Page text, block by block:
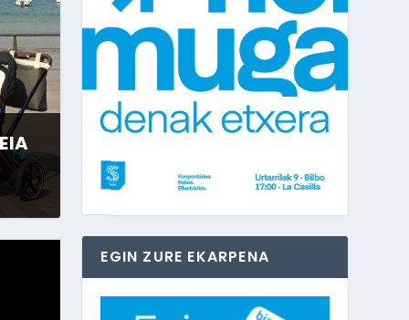
EGIN ZURE EKARPENA